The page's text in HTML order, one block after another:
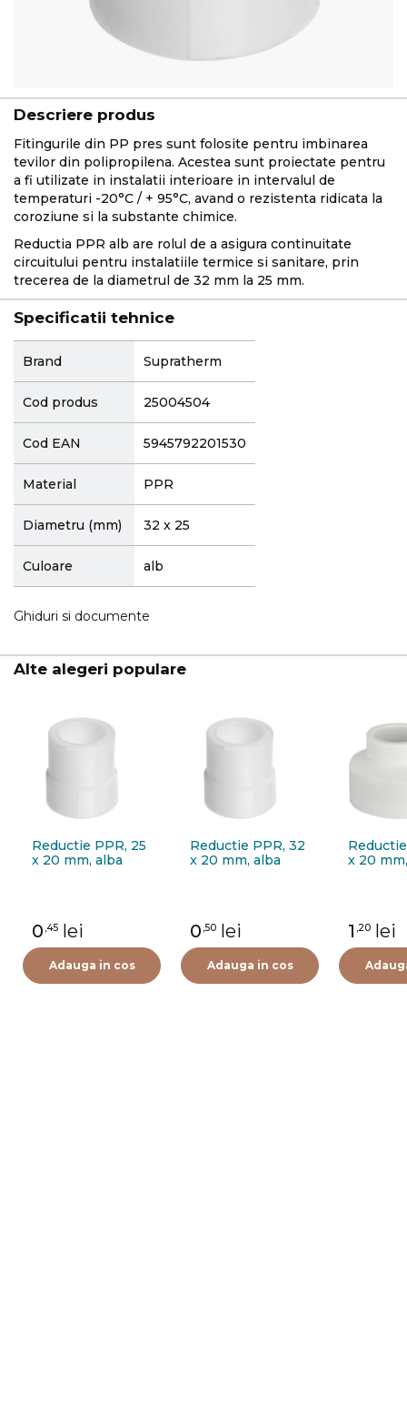
Descriere produs
Fitingurile din PP pres sunt folosite pentru imbinarea
tevilor din polipropilena. Acestea sunt proiectate pentru
a fi utilizate in instalatii interioare in intervalul de
temperaturi -20°C / + 95°C, avand o rezistenta ridicata la
coroziune si la substante chimice.
Reductia PPR alb are rolul de a asigura continuitate
circuitului pentru instalatiile termice si sanitare, prin
trecerea de la diametrul de 32 mm la 25 mm.
Specificatii tehnice
Brand Supratherm
Cod produs 25004504
Cod EAN 5945792201530
Material PPR
Diametru (mm) 32 x 25
Culoare alb
Ghiduri si documente
Alte alegeri populare
Reductie PPR, 25
x 20 mm, alba
0 ,45 lei
Adauga in cos
Reductie PPR, 32
x 20 mm, alba
0 ,50 lei
Adauga in cos
x 20
1 ,20 lei